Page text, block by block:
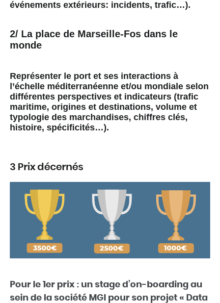
événements extérieurs: incidents, trafic…).
2/ La place de Marseille-Fos dans le
monde
Représenter le port et ses interactions à
l’échelle méditerranéenne et/ou mondiale selon
différentes perspectives et indicateurs (trafic
maritime, origines et destinations, volume et
typologie des marchandises, chiffres clés,
histoire, spécificités…).
3 Prix décernés
Pour le 1er prix : un stage d’on-boarding au
sein de la société MGI pour son projet « Data